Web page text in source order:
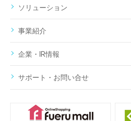
ソリューション
事業紹介
企業・IR情報
サポート・お問い合せ